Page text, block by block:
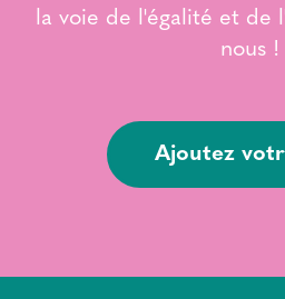
la voie de l'égalité et de
nous !
Ajoutez